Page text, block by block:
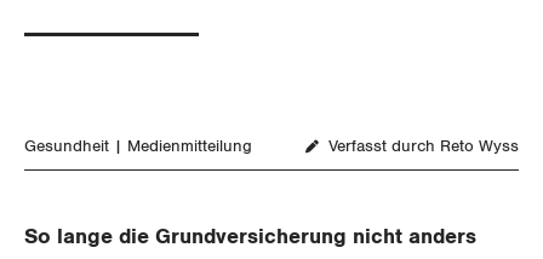
Gewerkschaftsrechte
Geld und Währung
Aussenwirtschaft
AHV
Berufliche Vorsorge
Gesundheit Medienmitteilung Verfasst durch Reto Wyss
So lange die Grundversicherung nicht anders